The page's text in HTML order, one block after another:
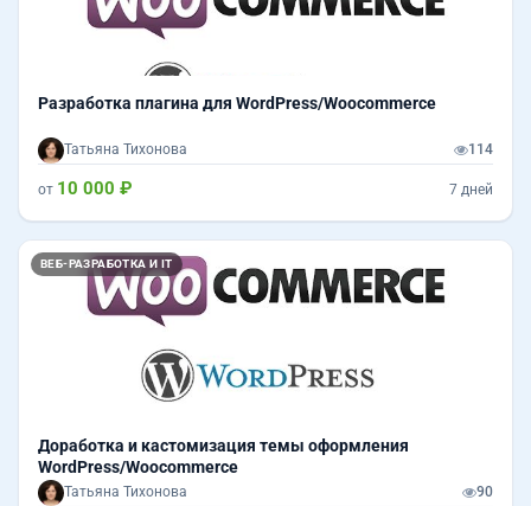
Разработка плагина для WordPress/Woocommerce
Татьяна Тихонова 114
от 10 000 ₽ 7 дней
ВЕБ-РАЗРАБОТКА И IT
Доработка и кастомизация темы оформления
WordPress/Woocommerce
Татьяна Тихонова 90